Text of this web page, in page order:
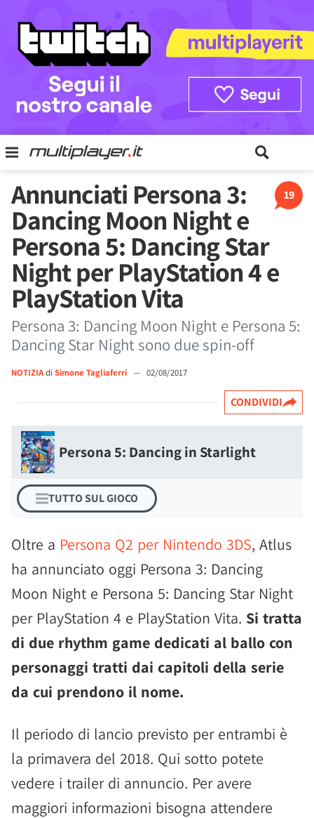
19
Annunciati Persona 3:
Dancing Moon Night e
Persona 5: Dancing Star
Night per PlayStation 4 e
PlayStation Vita
Persona 3: Dancing Moon Night e Persona 5:
Dancing Star Night sono due spin-off
NOTIZIAdi Simone Tagliaferri — 02/08/2017
CONDIVIDI
Persona 5: Dancing in Starlight
TUTTO SUL GIOCO
Oltre a Persona Q2 per Nintendo 3DS, Atlus
ha annunciato oggi Persona 3: Dancing
Moon Night e Persona 5: Dancing Star Night
per PlayStation 4 e PlayStation Vita. Si tratta
di due rhythm game dedicati al ballo con
personaggi tratti dai capitoli della serie
da cui prendono il nome.
Il periodo di lancio previsto per entrambi è
la primavera del 2018. Qui sotto potete
vedere i trailer di annuncio. Per avere
maggiori informazioni bisogna attendere